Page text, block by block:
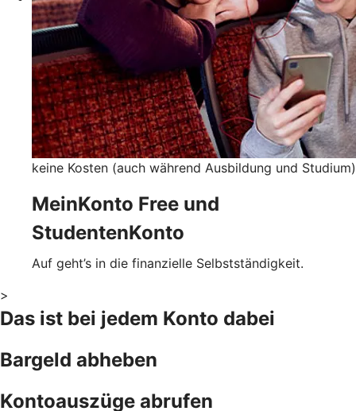
keine Kosten (auch während Ausbildung und Studium)
MeinKonto Free und
StudentenKonto
Auf geht’s in die finanzielle Selbstständigkeit.
>
Das ist bei jedem Konto dabei
Bargeld abheben
Kontoauszüge abrufen